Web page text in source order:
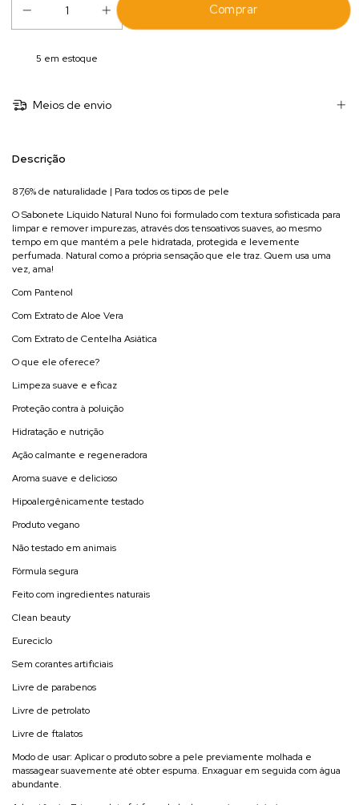
5 em estoque
Meios de envio
Descrição
87,6% de naturalidade | Para todos os tipos de pele
O Sabonete Líquido Natural Nuno foi formulado com textura sofisticada para
limpar e remover impurezas, através dos tensoativos suaves, ao mesmo
tempo em que mantém a pele hidratada, protegida e levemente
perfumada. Natural como a própria sensação que ele traz. Quem usa uma
vez, ama!
Com Pantenol
Com Extrato de Aloe Vera
Com Extrato de Centelha Asiática
O que ele oferece?
Limpeza suave e eficaz
Proteção contra à poluição
Hidratação e nutrição
Ação calmante e regeneradora
Aroma suave e delicioso
Hipoalergênicamente testado
Produto vegano
Não testado em animais
Fórmula segura
Feito com ingredientes naturais
Clean beauty
Eureciclo
Sem corantes artificiais
Livre de parabenos
Livre de petrolato
Livre de ftalatos
Modo de usar: Aplicar o produto sobre a pele previamente molhada e
massagear suavemente até obter espuma. Enxaguar em seguida com água
abundante.